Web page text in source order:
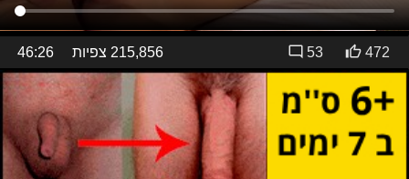
46:26 215,856 צפיות 472
53